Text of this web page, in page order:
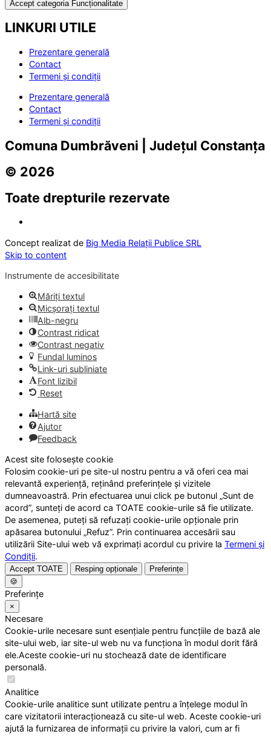
Accept categoria Funcționalitate
LINKURI UTILE
Prezentare generală
Contact
Termeni și condiții
Prezentare generală
Contact
Termeni și condiții
Comuna Dumbrăveni | Județul Constanța
© 2026
Toate drepturile rezervate
Concept realizat de Big Media Relații Publice SRL
Skip to content
Instrumente de accesibilitate
Măriți textul
Micșorați textul
Alb-negru
Contrast ridicat
Contrast negativ
Fundal luminos
Link-uri subliniate
Font lizibil
Reset
Hartă site
Ajutor
Feedback
Acest site folosește cookie
Folosim cookie-uri pe site-ul nostru pentru a vă oferi cea mai
relevantă experiență, reținând preferințele și vizitele
dumneavoastră. Prin efectuarea unui click pe butonul „Sunt de
acord”, sunteți de acord ca TOATE cookie-urile să fie utilizate.
De asemenea, puteți să refuzați cookie-urile opționale prin
apăsarea butonului „Refuz”. Prin continuarea accesării sau
utilizării Site-ului web vă exprimați acordul cu privire la Termeni și
Condiții.
Accept TOATE Resping opționale
Preferințe
🍪
Preferințe
×
Necesare
Cookie-urile necesare sunt esențiale pentru funcțiile de bază ale
site-ului web, iar site-ul web nu va funcționa în modul dorit fără
ele.Aceste cookie-uri nu stochează date de identificare
personală.
Analitice
Cookie-urile analitice sunt utilizate pentru a înțelege modul în
care vizitatorii interacționează cu site-ul web. Aceste cookie-uri
ajută la furnizarea de informații cu privire la valori, cum ar fi